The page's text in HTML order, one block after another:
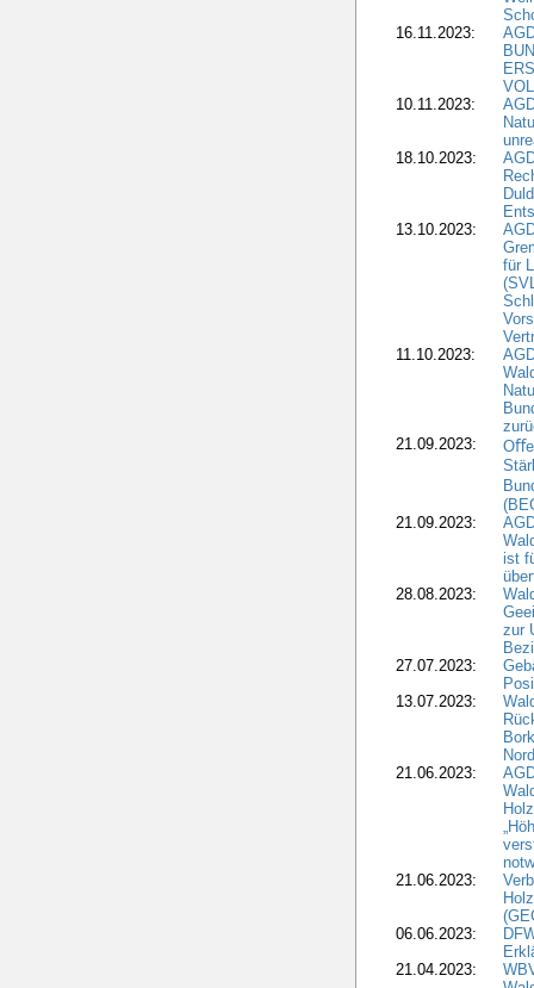
16.11.2023:
10.11.2023:
18.10.2023:
13.10.2023:
für
11.10.2023:
21.09.2023:
21.09.2023:
ist
28.08.2023:
zur
27.07.2023:
13.07.2023:
21.06.2023:
21.06.2023:
06.06.2023:
21.04.2023: